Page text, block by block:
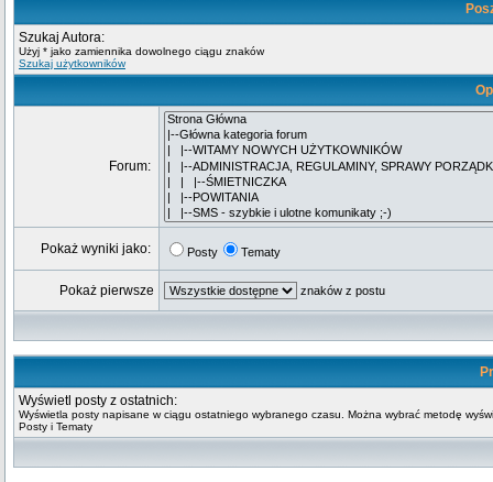
Szukaj Autora:
Użyj * jako zamiennika dowolnego ciągu znaków
Szukaj użytkowników
Forum:
Pokaż wyniki jako: Posty Tematy
Pokaż pierwsze znaków z postu
Wyświetl posty z ostatnich:
Wyświetla posty napisane w ciągu ostatniego wybranego czasu. Można wybrać metodę
Posty i Tematy